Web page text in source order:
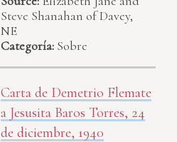
Steve Shanahan of Davey,
NE
Categoría: Sobre
Carta de Demetrio Flemate
a Jesusita Baros Torres, 24
de diciembre, 1940